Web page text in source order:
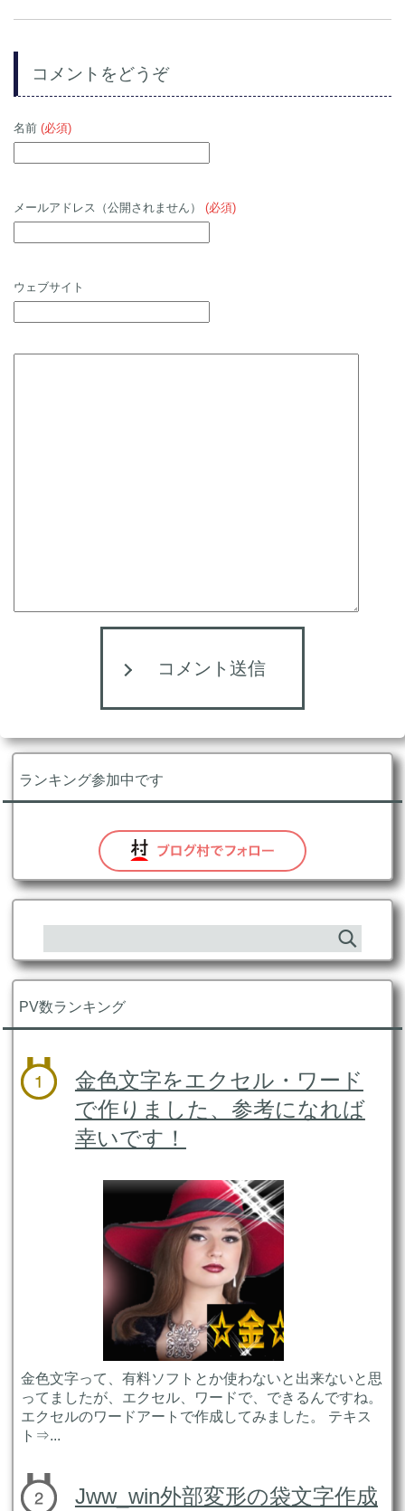
コメントをどうぞ
名前 (必須)
メールアドレス（公開されません） (必須)
ウェブサイト
コメント送信
ランキング参加中です
PV数ランキング
金色文字をエクセル・ワード
で作りました、参考になれば
幸いです！
金色文字って、有料ソフトとか使わないと出来ないと思
ってましたが、エクセル、ワードで、できるんですね。
エクセルのワードアートで作成してみました。 テキス
ト⇒...
Jww_win外部変形の袋文字作成